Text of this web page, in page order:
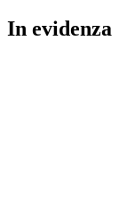
In evidenza